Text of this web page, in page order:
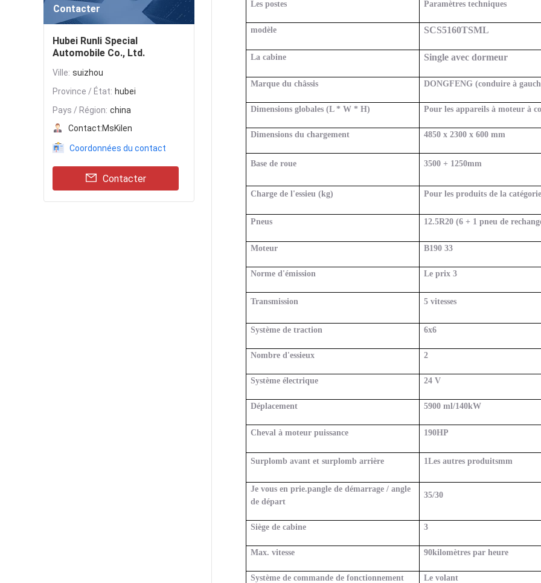
Contacter
Hubei Runli Special
Automobile Co., Ltd.
Ville: suizhou
Province / État: hubei
Pays / Région: china
Contact:MsKilen
Coordonnées du contact
Contacter
Les postes Paramètres techniques
modèle SCS5160TSML
La cabine Single avec dormeur
Marque du châssis DONGFENG (conduire à
Dimensions globales (L * W * H) Pour les appareils à moteur à
Dimensions du chargement 4850 x 2300 x 600 mm
Base de roue 3500 + 1250mm
Charge de l'essieu (kg) Pour les produits de la
Pneus 12.5R20 (6 + 1 pneu de
Moteur B190 33
Norme d'émission Le prix 3
Transmission 5 vitesses
Système de traction 6x6
Nombre d'essieux 2
Système électrique 24 V
Déplacement 5900 ml/140kW
Cheval à moteur puissance 190HP
Surplomb avant et surplomb arrière 1Les autres produitsmm
Je vous en prie.pangle de démarrage / angle
de départ
35/30
Siège de cabine 3
Max. vitesse 90kilomètres par heure
Système de commande de fonctionnement Le volant